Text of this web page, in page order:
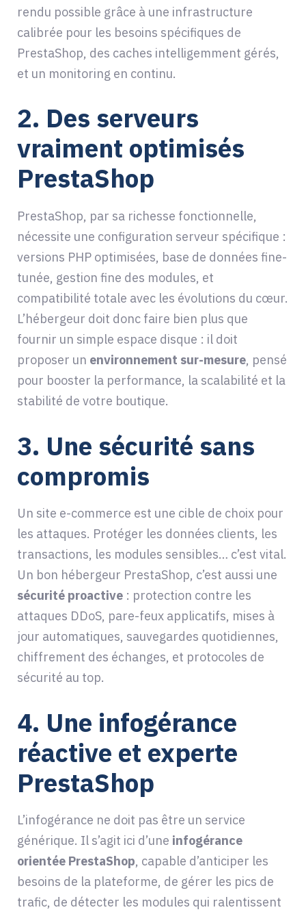
rendu possible grâce à une infrastructure
calibrée pour les besoins spécifiques de
PrestaShop, des caches intelligemment gérés,
et un monitoring en continu.
2. Des serveurs
vraiment optimisés
PrestaShop
PrestaShop, par sa richesse fonctionnelle,
nécessite une configuration serveur spécifique :
versions PHP optimisées, base de données fine-
tunée, gestion fine des modules, et
compatibilité totale avec les évolutions du cœur.
L’hébergeur doit donc faire bien plus que
fournir un simple espace disque : il doit
proposer un environnement sur-mesure, pensé
pour booster la performance, la scalabilité et la
stabilité de votre boutique.
3. Une sécurité sans
compromis
Un site e-commerce est une cible de choix pour
les attaques. Protéger les données clients, les
transactions, les modules sensibles… c’est vital.
Un bon hébergeur PrestaShop, c’est aussi une
sécurité proactive : protection contre les
attaques DDoS, pare-feux applicatifs, mises à
jour automatiques, sauvegardes quotidiennes,
chiffrement des échanges, et protocoles de
sécurité au top.
4. Une infogérance
réactive et experte
PrestaShop
L’infogérance ne doit pas être un service
générique. Il s’agit ici d’une infogérance
orientée PrestaShop, capable d’anticiper les
besoins de la plateforme, de gérer les pics de
trafic, de détecter les modules qui ralentissent